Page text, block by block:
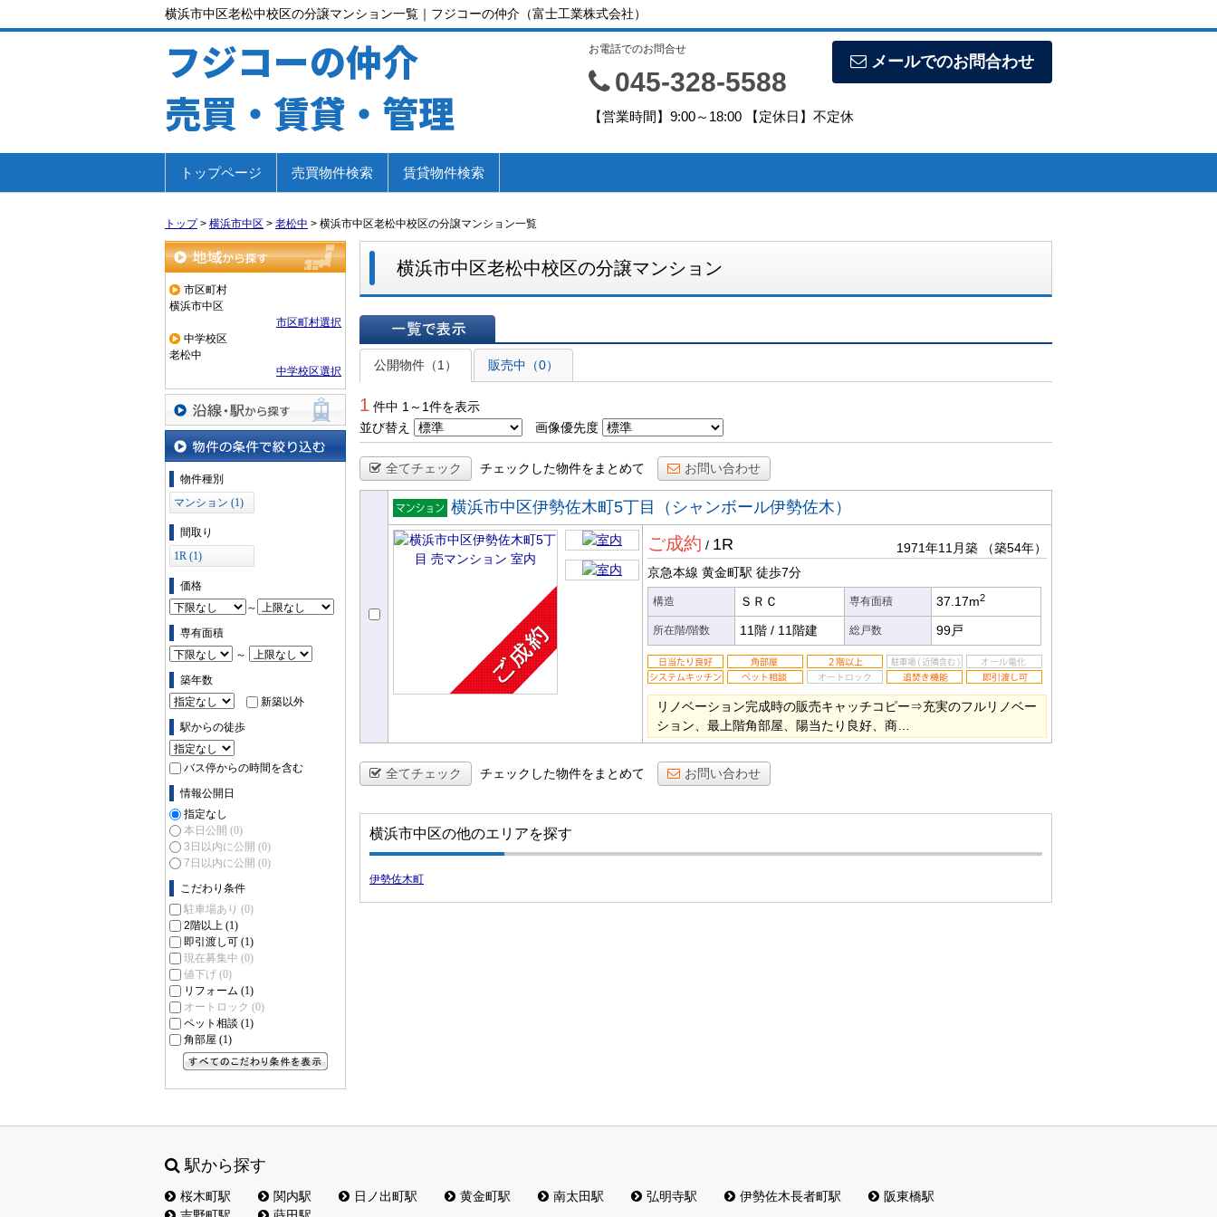
横浜市中区老松中校区の分譲マンション一覧｜フジコーの仲介（富士工業株式会社）
フジコーの仲介
売買・賃貸・管理
メールでのお問合わせ
お電話でのお問合せ
045-328-5588
【営業時間】9:00～18:00 【定休日】不定休
トップページ 売買物件検索 賃貸物件検索
トップ> 横浜市中区 > 老松中 > 横浜市中区老松中校区の分譲マンション一覧
地域から探す
市区町村
横浜市中区
市区町村選択
中学校区
老松中
中学校区選択
沿線・駅から探す
物件の条件で絞り込む
物件種別
マンション (1)
間取り
1R (1)
価格
～
専有面積
～
築年数
新築以外
駅からの徒歩
バス停からの時間を含む
情報公開日
指定なし
本日公開 (0)
3日以内に公開 (0)
7日以内に公開 (0)
こだわり条件
駐車場あり (0)
2階以上 (1)
即引渡し可 (1)
現在募集中 (0)
値下げ (0)
リフォーム (1)
オートロック (0)
ペット相談 (1)
角部屋 (1)
横浜市中区老松中校区の分譲マンション
一覧で表示
公開物件（1）
販売中（0）
1 件中 1～1件を表示
並び替え
画像優先度
全てチェック チェックした物件をまとめて お問い合わせ
売マンシ
ョン
横浜市中区伊勢佐木町5丁目（シャンボール伊勢佐木）
ご成約 / 1R 1971年11月築
（築54年）
京急本線 黄金町駅 徒歩7分
構造 ＳＲＣ 専有面積 37.17m2
所在階/階数 11階 / 11階建 総戸数 99戸
リノベーション完成時の販売キャッチコピー⇒充実のフルリノベー
ション、最上階角部屋、陽当たり良好、商…
全てチェック チェックした物件をまとめて お問い合わせ
横浜市中区の他のエリアを探す
伊勢佐木町
駅から探す
桜木町駅 関内駅 日ノ出町駅 黄金町駅 南太田駅 弘明寺駅 伊勢佐木長者町駅
阪東橋駅